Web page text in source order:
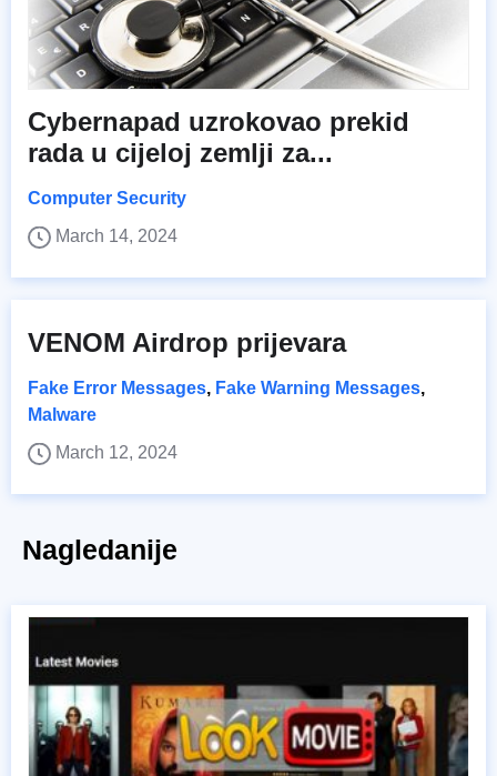
Cybernapad uzrokovao prekid
rada u cijeloj zemlji za...
Computer Security
March 14, 2024
VENOM Airdrop prijevara
Fake Error Messages, Fake Warning Messages,
Malware
March 12, 2024
Nagledanije